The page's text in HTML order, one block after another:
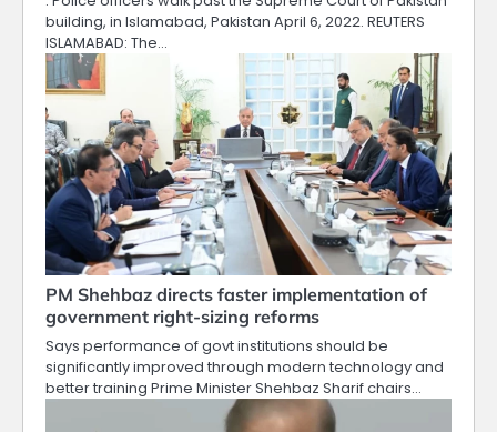
building, in Islamabad, Pakistan April 6, 2022. REUTERS
ISLAMABAD: The…
PM Shehbaz directs faster implementation of
government right-sizing reforms
Says performance of govt institutions should be
significantly improved through modern technology and
better training Prime Minister Shehbaz Sharif chairs…